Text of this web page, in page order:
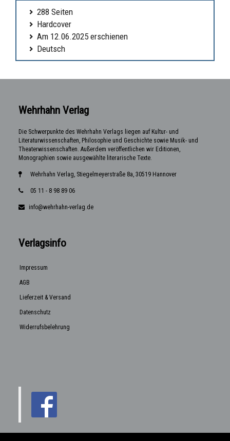
288 Seiten
Hardcover
Am 12.06.2025 erschienen
Deutsch
Wehrhahn Verlag
Die Schwerpunkte des Wehrhahn Verlags liegen auf Kultur- und
Literaturwissenschaften, Philosophie und Geschichte sowie Musik- und
Theaterwissenschaften. Außerdem veröffentlichen wir Editionen,
Monographien sowie ausgewählte literarische Texte.
Wehrhahn Verlag, Stiegelmeyerstraße 8a, 30519 Hannover
05 11 - 8 98 89 06
info@wehrhahn-verlag.de
Verlagsinfo
Impressum
AGB
Lieferzeit & Versand
Datenschutz
Widerrufsbelehrung